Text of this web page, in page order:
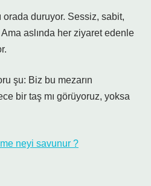
orada duruyor. Sessiz, sabit,
aslında her ziyaret edenle
şu: Biz bu mezarın
bir taş mı görüyoruz, yoksa
neyi savunur ?